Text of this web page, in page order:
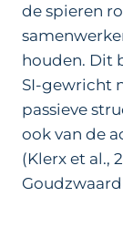
de spieren
houden. Dit
SI-gewricht
passieve
ook van de
(Klerx et al.,
Goudzwaard